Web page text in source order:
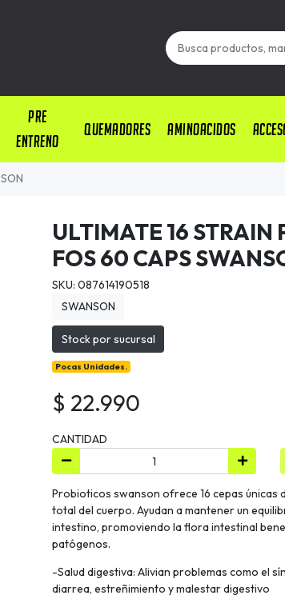
PRE
ENTRENO
QUEMADORES AMINOACIDOS
ULTIMATE 16 STRAIN
FOS 60 CAPS
SKU: 087614190518
SWANSON
Stock por sucursal
Pocas Unidades.
$ 22.990
CANTIDAD
Probioticos swanson ofrece 16 cepas únicas
total del cuerpo. Ayudan a mantener un
intestino, promoviendo la flora intestinal
patógenos.
-Salud digestiva: Alivian problemas como el
diarrea, estreñimiento y malestar digestivo